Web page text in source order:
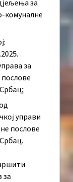
за
комуналне
за
управи
послове
за